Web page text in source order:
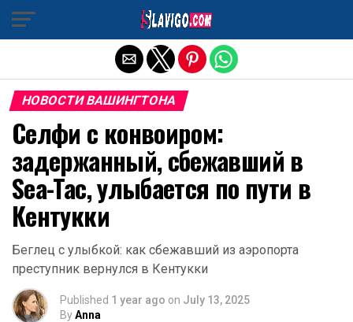
НОВОСТИ ВАШИНГТОНА
Селфи с конвоиром:
задержанный, сбежавший в
Sea-Tac, улыбается по пути в
Кентукки
Беглец с улыбкой: как сбежавший из аэропорта
преступник вернулся в Кентукки
Published 1 year ago on July 13, 2025
ByAnna
Exit mobile version